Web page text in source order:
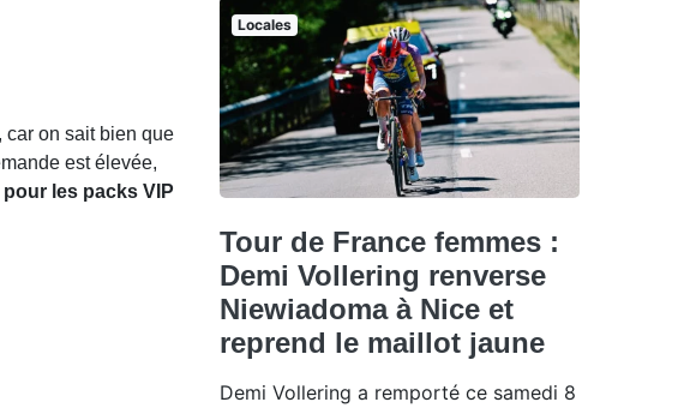
car on sait bien que
est élevée,
les packs VIP
Locales
Tour de France femmes :
Demi Vollering renverse
Niewiadoma à Nice et
reprend le maillot jaune
Demi Vollering a remporté ce samedi 8